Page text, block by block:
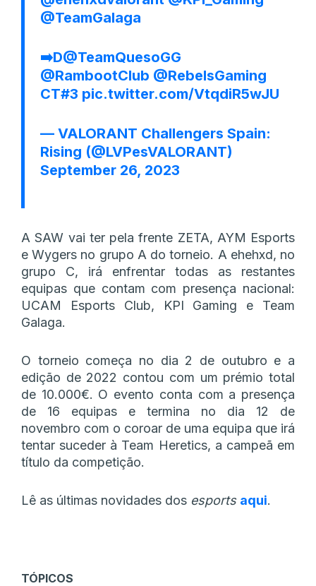
@TeamGalaga
➡️D@TeamQuesoGG
@RambootClub @RebelsGaming
CT#3 pic.twitter.com/VtqdiR5wJU
— VALORANT Challengers Spain:
Rising (@LVPesVALORANT)
September 26, 2023
A SAW vai ter pela frente ZETA, AYM Esports
e Wygers no grupo A do torneio. A ehehxd, no
grupo C, irá enfrentar todas as restantes
equipas que contam com presença nacional:
UCAM Esports Club, KPI Gaming e Team
Galaga.
O torneio começa no dia 2 de outubro e a
edição de 2022 contou com um prémio total
de 10.000€. O evento conta com a presença
de 16 equipas e termina no dia 12 de
novembro com o coroar de uma equipa que irá
tentar suceder à Team Heretics, a campeã em
título da competição.
Lê as últimas novidades dos esports aqui.
TÓPICOS